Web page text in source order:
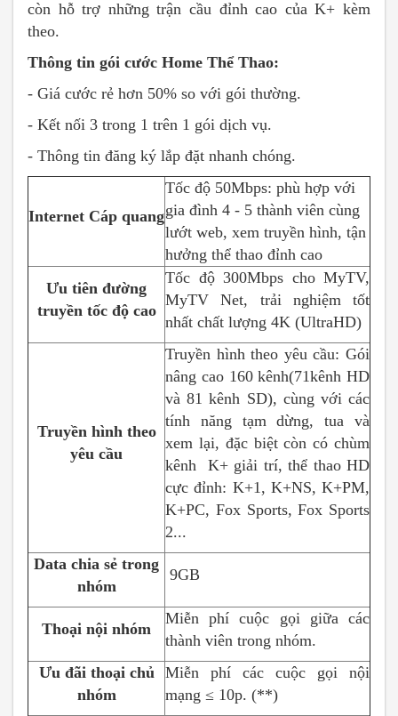
còn hỗ trợ những trận cầu đỉnh cao của K+ kèm
theo.
Thông tin gói cước Home Thể Thao:
- Giá cước rẻ hơn 50% so với gói thường.
- Kết nối 3 trong 1 trên 1 gói dịch vụ.
- Thông tin đăng ký lắp đặt nhanh chóng.
Internet Cáp quang
Tốc độ 50Mbps: phù hợp với
gia đình 4 - 5 thành viên cùng
lướt web, xem truyền hình, tận
hưởng thể thao đỉnh cao
Ưu tiên đường
truyền tốc độ cao
Tốc độ 300Mbps cho MyTV,
MyTV Net, trải nghiệm tốt
nhất chất lượng 4K (UltraHD)
Truyền hình theo
yêu cầu
Truyền hình theo yêu cầu: Gói
nâng cao 160 kênh(71kênh HD
và 81 kênh SD), cùng với các
tính năng tạm dừng, tua và
xem lại, đặc biệt còn có chùm
kênh K+ giải trí, thể thao HD
cực đỉnh: K+1, K+NS, K+PM,
K+PC, Fox Sports, Fox Sports
2...
Data chia sẻ trong
nhóm
9GB
Thoại nội nhóm
Miễn phí cuộc gọi giữa các
thành viên trong nhóm.
Ưu đãi thoại chủ
nhóm
Miễn phí các cuộc gọi nội
mạng ≤ 10p. (**)